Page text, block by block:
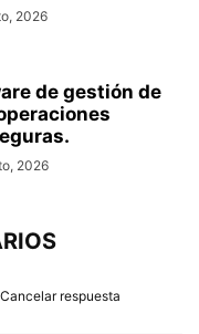
2026
de gestión de
2026
Cancelar respuesta